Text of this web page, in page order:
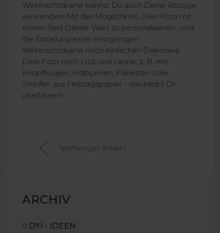
Weihnachtskarte kannst Du auch Deine Abzüge
verwenden! Mit der Möglichkeit, Dein Foto mit
einem Text Deiner Wahl zu personalisieren, wird
die Erstellung einer einzigartigen
Weihnachtskarte noch einfacher! Dekoriere
Dein Foto nach Lust und Laune, z. B. mit
Knopfkugeln, Halbperlen, Pailletten oder
Streifen aus Festtagspapier - das bleibt Dir
überlassen!
Vorheriger Artikel
ARCHIV
DYI - IDEEN